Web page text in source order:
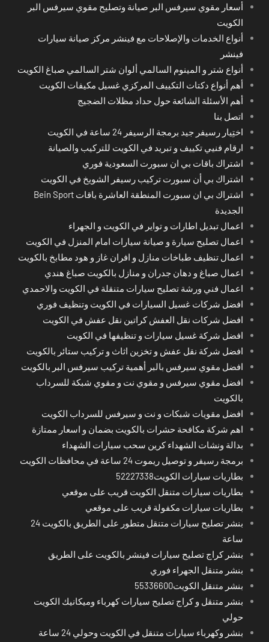
أسعار مقوي سيرفس البر صيانة وتصليح مقوي سيرفس البر
الكويت
أنواع الخدمات والإصلاحات مع فينشر مركز صيانة سيارات
فينشر
أنواع شتر و المينوم السالمي ألوان شتر السالمي صباغ الكويت
أهم أنواع دكتات التكييف المركزي غسيل مكيفات الكويت
أهم الأسئلة الشائعة حول حداد مظلات الضجيج
اتصل بنا
اختِيار رسيفر جيد برمجة الرسيفر 24 ساعة في الكويت
ارقام فنيي تكييف و تبريد في الكويت للتركيب والصيانة
اشتراك باقات بي ان سبورت السعودية فوري
اشتراك بي أن سبورت تركيب رسيفر الشويخ في الكويت
اشتراك بي ان سبورت المنطقة العاشرة باقات Bein Sport
الجديدة
اعمال تبديل اطارات و تواير في الكويت و الجهراء
اعمال تصليح سيارة و صيانة سيارات امام المنزل في الكويت
اعمال تنظيف طباخات منازل و افران غاز و هود مطابخ بالكويت
اعمال صباغ و دهان جدران و منازل بالكويت صباغ هندي
اعمال فني ورشة تصليح سيارات متنقلة في الكويت والاحمدي
افضل شركات غسيل السيارات في الكويت وتنظيف فوري
افضل شركات نقل العفش كراتين نقل عفش في الكويت
افضل شركة غسيل سيارات و تنظيفها في الكويت
افضل شركة نقل عفش و تخزين اثاث و تركيب ستائر بالكويت
افضل مقوي سيرفس بالبر أهمية تركيب سيرفس البر بالكويت
افضل مقوي سيرفس و مقوي نت و مقوي شبكة للسرداب
بالكويت
افضل مقويات شبكات و نت و سيرفس للسرداب الكويت
اهم شركة مكافحة حشرات بالكويت بضمان و اسعار ممتازة
بدالة ونشات الشهداء كرين سحب سيارات الشهداء
برمجة رسيفر و توصيل ريموت 24 ساعة في محافظات الكويت
بطاريات سيارات الكويت52227338
بطاريات سيارات متنقل الكويت قريب على موقعي
بطاريات سيارات مكفولة قريب على موقعي
بنشر تصليح سيارات متنقل متطور على الطريق بالكويت 24
ساعة
بنشر كراج تصليح سيارات فينشر بالكويت على الطريق
بنشر متنقل الجهراء فوري
بنشر متنقل الكويت55336600
بنشر متنقل و كراج تصليح سيارات كهرباء وميكانيك الكويت
حولي
بنشر وكهرباء سيارات متنقل في الكويت وحولي 24 ساعة